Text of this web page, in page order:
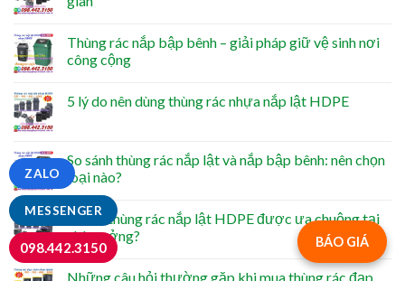
Thùng rác nắp bập bênh – giải pháp giữ vệ sinh nơi
công cộng
5 lý do nên dùng thùng rác nhựa nắp lật HDPE
So sánh thùng rác nắp lật và nắp bập bênh: nên chọn
loại nào?
Vì sao thùng rác nắp lật HDPE được ưa chuộng tại
nhà xưởng?
Những câu hỏi thường gặp khi mua thùng rác đạp
BÁO GIÁ
MESSENGER
ZALO
098.442.3150